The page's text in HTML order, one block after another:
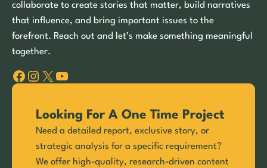
collaborate to create stories that matter, build narratives
that influence, and bring important issues to the
forefront. Reach out and let’s make something meaningful
together.
Facebook Instagram X YouTube
Looking For A One Time Project
Need a detailed report, exclusive story, or
strategic analysis for a specific requirement?
We offer high-quality, research-driven content